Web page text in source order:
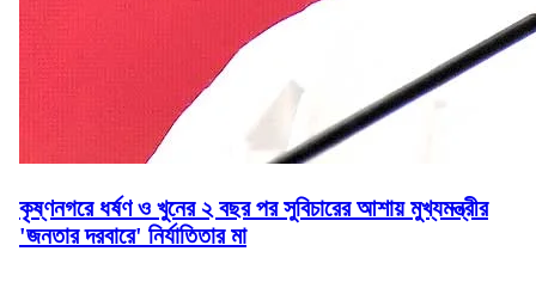
কৃষ্ণনগরে ধর্ষণ ও খুনের ২ বছর পর সুবিচারের আশায় মুখ্যমন্ত্রীর
'জনতার দরবারে' নির্যাতিতার মা